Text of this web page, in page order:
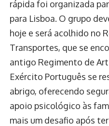
rápida foi organizada
para Lisboa. O grupo
hoje e será acolhido no
Transportes, que se
antigo Regimento de
Exército Português se
abrigo, oferecendo
apoio psicológico às
mais um desafio após